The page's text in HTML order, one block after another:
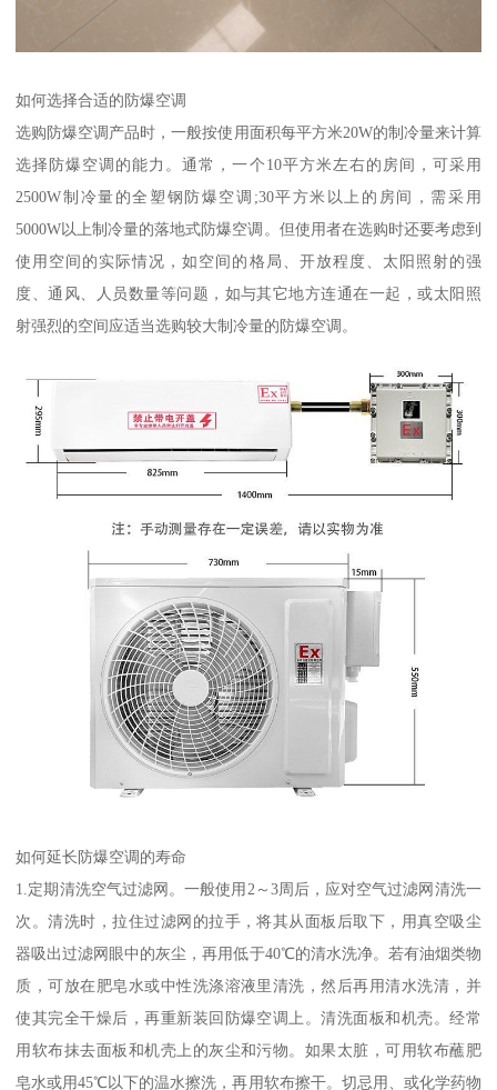
如何选择合适的防爆空调
选购防爆空调产品时，一般按使用面积每平方米20W的制冷量来计算
选择防爆空调的能力。通常，一个10平方米左右的房间，可采用
2500W制冷量的全塑钢防爆空调;30平方米以上的房间，需采用
5000W以上制冷量的落地式防爆空调。但使用者在选购时还要考虑到
使用空间的实际情况，如空间的格局、开放程度、太阳照射的强
度、通风、人员数量等问题，如与其它地方连通在一起，或太阳照
射强烈的空间应适当选购较大制冷量的防爆空调。
如何延长防爆空调的寿命
1.定期清洗空气过滤网。一般使用2～3周后，应对空气过滤网清洗一
次。清洗时，拉住过滤网的拉手，将其从面板后取下，用真空吸尘
器吸出过滤网眼中的灰尘，再用低于40℃的清水洗净。若有油烟类物
质，可放在肥皂水或中性洗涤溶液里清洗，然后再用清水洗清，并
使其完全干燥后，再重新装回防爆空调上。清洗面板和机壳。经常
用软布抹去面板和机壳上的灰尘和污物。如果太脏，可用软布蘸肥
皂水或用45℃以下的温水擦洗，再用软布擦干。切忌用、或化学药物